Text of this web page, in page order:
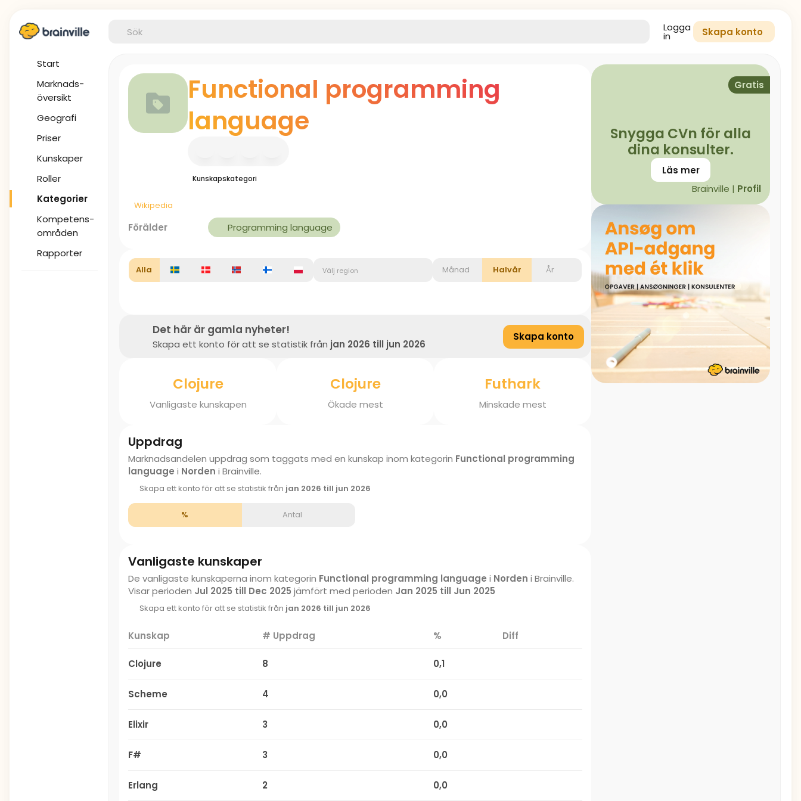
Start
Marknads-
översikt
Geografi
Priser
Kunskaper
Roller
Kategorier
Kompetens-
områden
Rapporter
Logga
in Skapa konto
Functional programming
language
Kunskapskategori
Wikipedia
Förälder Programming language
Alla Välj region Månad Halvår År
Det här är gamla nyheter!
Skapa ett konto för att se statistik från jan 2026 till jun 2026
Skapa konto
Clojure
Vanligaste kunskapen
Clojure
Ökade mest
Futhark
Minskade mest
Uppdrag
Marknadsandelen uppdrag som taggats med en kunskap inom kategorin Functional programming
language i Norden i Brainville.
Skapa ett konto för att se statistik från jan 2026 till jun 2026
% Antal
Vanligaste kunskaper
De vanligaste kunskaperna inom kategorin Functional programming language i Norden i Brainville.
Visar perioden Jul 2025 till Dec 2025 jämfört med perioden Jan 2025 till Jun 2025
Skapa ett konto för att se statistik från jan 2026 till jun 2026
Kunskap # Uppdrag % Diff
Clojure 8 0,1
Scheme 4 0,0
Elixir 3 0,0
F# 3 0,0
Erlang 2 0,0
Gratis
Snygga CVn för alla
dina konsulter.
Läs mer
Brainville | Profil